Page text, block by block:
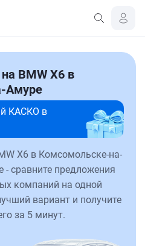
BMW X6 в
Амуре
КАСКО в
X6 в Комсомольске-на-
сравните предложения
компаний на одной
вариант и получите
за 5 минут.